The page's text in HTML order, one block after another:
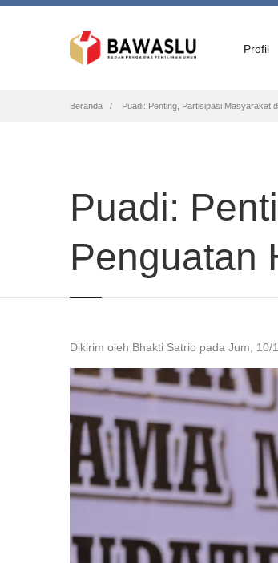
Profil
Breadcrumb
Beranda Puadi: Penting, Partisipasi Masyarakat
Puadi:
Penguatan
Dikirim oleh Bhakti Satrio pada Jum, 10/